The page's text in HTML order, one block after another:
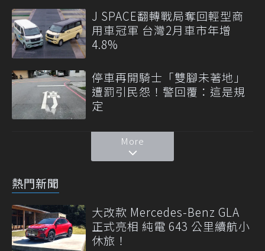
J SPACE翻轉戰局奪回輕型商
用車冠軍 台灣2月車市年增
4.8%
停車再開騎士「雙腳未著地」
遭罰引民怨！警回覆：這是規
定
More
熱門新聞
大改款 Mercedes-Benz GLA
正式亮相 純電 643 公里續航小
休旅！